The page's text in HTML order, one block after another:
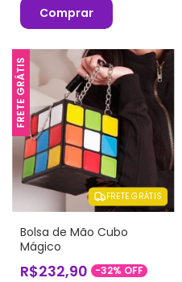
Comprar
FRETE GRÁTIS
FRETE GRÁTIS
Bolsa de Mão Cubo
Mágico
R$232,90 -32% OFF